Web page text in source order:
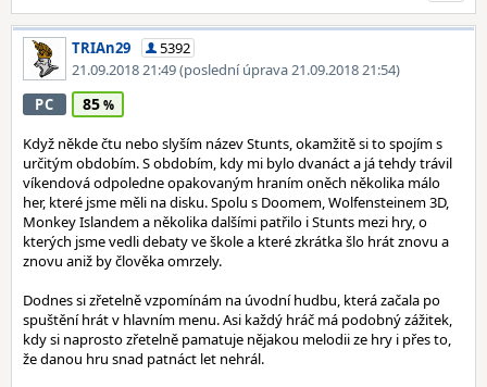
TRIAn29
5392
21.09.2018 21:49(poslední úprava 21.09.2018 21:54)
PC
85
Když někde čtu nebo slyším název Stunts, okamžitě si to spojím s
určitým obdobím. S obdobím, kdy mi bylo dvanáct a já tehdy trávil
víkendová odpoledne opakovaným hraním oněch několika málo
her, které jsme měli na disku. Spolu s Doomem, Wolfensteinem 3D,
Monkey Islandem a několika dalšími patřilo i Stunts mezi hry, o
kterých jsme vedli debaty ve škole a které zkrátka šlo hrát znovu a
znovu aniž by člověka omrzely.
Dodnes si zřetelně vzpomínám na úvodní hudbu, která začala po
spuštění hrát v hlavním menu. Asi každý hráč má podobný zážitek,
kdy si naprosto zřetelně pamatuje nějakou melodii ze hry i přes to,
že danou hru snad patnáct let nehrál.